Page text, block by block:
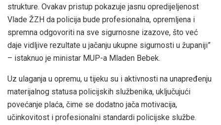
strukture. Ovakav pristup pokazuje jasnu opredijeljenost
Vlade ŽZH da policija bude profesionalna, opremljena i
spremna odgovoriti na sve sigurnosne izazove, što već
daje vidljive rezultate u jačanju ukupne sigurnosti u županiji”
– istaknuo je ministar MUP-a Mladen Bebek.
Uz ulaganja u opremu, u tijeku su i aktivnosti na unapređenju
materijalnog statusa policijskih službenika, uključujući
povećanje plaća, čime se dodatno jača motivacija,
učinkovitost i profesionalni standardi policijske službe.